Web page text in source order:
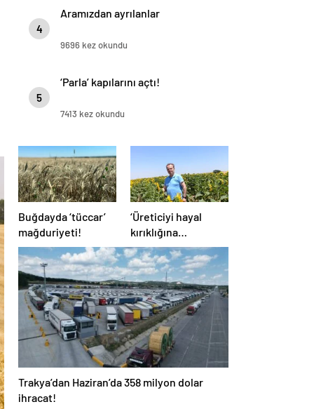
4
Aramızdan ayrılanlar
9696 kez okundu
5
‘Parla’ kapılarını açtı!
7413 kez okundu
Buğdayda ‘tüccar’
mağduriyeti!
‘Üreticiyi hayal
kırıklığına
uğratmayın’
Trakya’dan Haziran’da 358 milyon dolar
ihracat!